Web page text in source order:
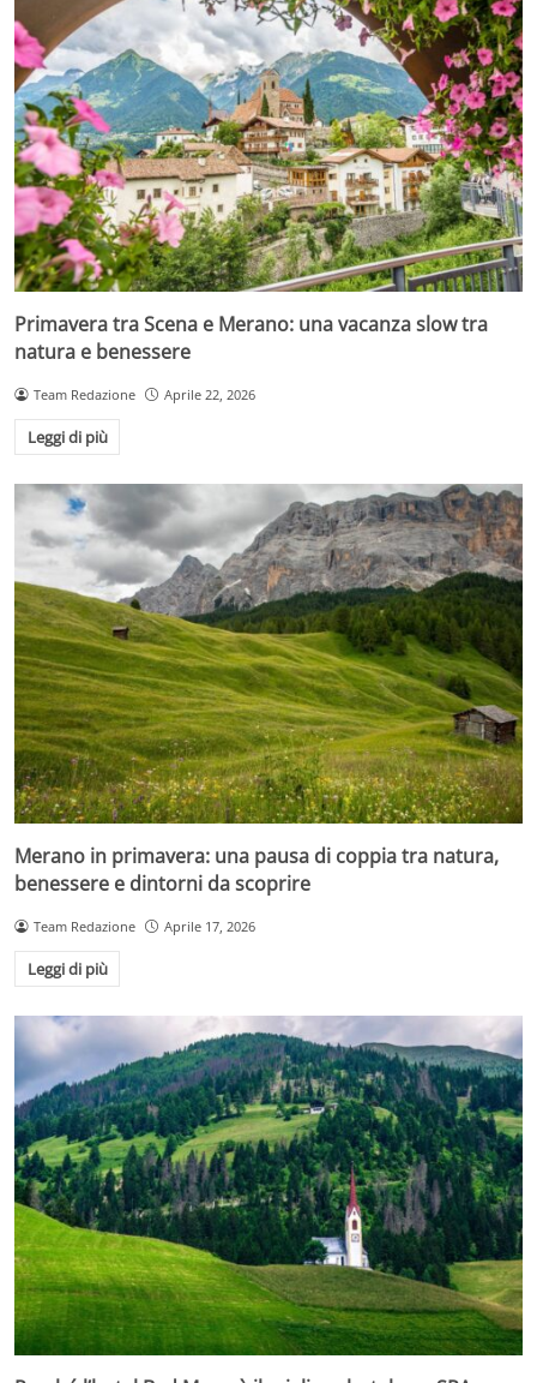
Primavera tra Scena e Merano: una vacanza slow tra
natura e benessere
Team Redazione Aprile 22, 2026
Leggi di più
Merano in primavera: una pausa di coppia tra natura,
benessere e dintorni da scoprire
Team Redazione Aprile 17, 2026
Leggi di più